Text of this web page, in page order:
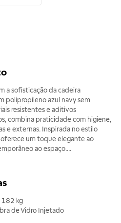
a sofisticação da cadeira
polipropileno azul navy sem
resistentes e aditivos
combina praticidade com higiene,
e externas. Inspirada no estilo
um toque elegante ao
ao espaço....
182 kg
de Vidro Injetado